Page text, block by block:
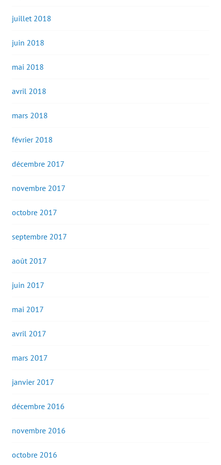
juillet 2018
juin 2018
mai 2018
avril 2018
mars 2018
février 2018
décembre 2017
novembre 2017
octobre 2017
septembre 2017
août 2017
juin 2017
mai 2017
avril 2017
mars 2017
janvier 2017
décembre 2016
novembre 2016
octobre 2016